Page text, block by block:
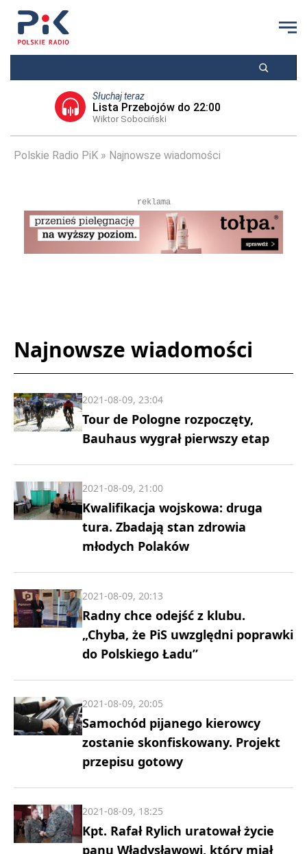
Słuchaj teraz
Lista Przebojów do 22:00
Wiktor Sobociński
Polskie Radio PiK Najnowsze wiadomości
reklama
Najnowsze wiadomości
Tour de Pologne rozpoczęty,
Bauhaus wygrał pierwszy etap
2021-08-09, 23:04
Kwalifikacja wojskowa: druga
tura. Zbadają stan zdrowia
młodych Polaków
2021-08-09, 21:00
Radny chce odejść z klubu.
„Chyba, że PiS uwzględni poprawki
do Polskiego Ładu”
2021-08-09, 20:13
Samochód pijanego kierowcy
zostanie skonfiskowany. Projekt
przepisu gotowy
2021-08-09, 20:05
Kpt. Rafał Rylich uratował życie
panu Władysławowi, który miał
2021-08-09, 18:25